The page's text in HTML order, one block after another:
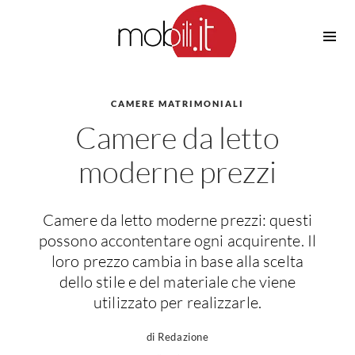
Cucine Design
Cucine Moderne
Cucine Country
Consigli Cucine
Attrezzature Interne
Elettrodomestici
Frigoriferi
Piscine
Irrigazione
Casette in Legno
Amaca
Pergole
Giardinaggio
Piante
Luce
CAMERE MATRIMONIALI
Camere da letto
moderne prezzi
Camere da letto moderne prezzi: questi
possono accontentare ogni acquirente. Il
loro prezzo cambia in base alla scelta
dello stile e del materiale che viene
utilizzato per realizzarle.
di Redazione